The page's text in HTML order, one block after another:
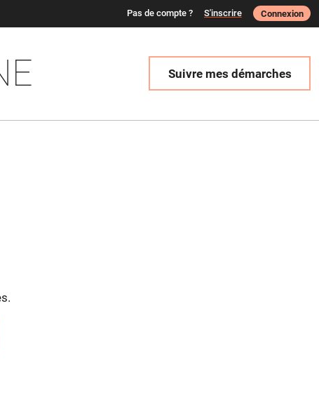
Suivre mes démarches
Pas de compte ? S'inscrire Connexion